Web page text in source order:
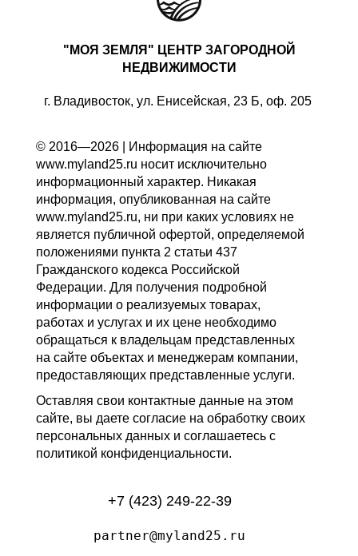
"МОЯ ЗЕМЛЯ" ЦЕНТР ЗАГОРОДНОЙ
НЕДВИЖИМОСТИ
г. Владивосток, ул. Енисейская, 23 Б, оф. 205
© 2016—2026 | Информация на сайте
www.myland25.ru носит исключительно
информационный характер. Никакая
информация, опубликованная на сайте
www.myland25.ru, ни при каких условиях не
является публичной офертой, определяемой
положениями пункта 2 статьи 437
Гражданского кодекса Российской
Федерации. Для получения подробной
информации о реализуемых товарах,
работах и услугах и их цене необходимо
обращаться к владельцам представленных
на сайте объектах и менеджерам компании,
предоставляющих представленные услуги.
Оставляя свои контактные данные на этом
сайте, вы даете согласие на обработку своих
персональных данных и соглашаетесь с
политикой конфиденциальности.
+7 (423) 249-22-39
partner@myland25.ru